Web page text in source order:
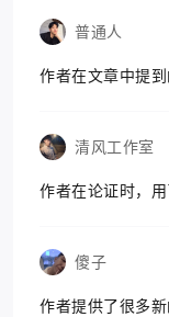
普通人
作者在文章中提
清风工作室
作者在论证时，
傻子
作者提供了很多